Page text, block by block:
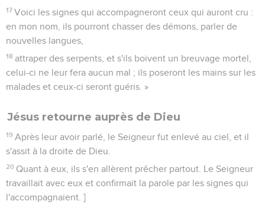
17 Voici les signes qui accompagneront ceux qui auront cru :
en mon nom, ils pourront chasser des démons, parler de
nouvelles langues,
18 attraper des serpents, et s'ils boivent un breuvage mortel,
celui-ci ne leur fera aucun mal ; ils poseront les mains sur les
malades et ceux-ci seront guéris. »
Jésus retourne auprès de Dieu
19 Après leur avoir parlé, le Seigneur fut enlevé au ciel, et il
s'assit à la droite de Dieu.
20 Quant à eux, ils s'en allèrent prêcher partout. Le Seigneur
travaillait avec eux et confirmait la parole par les signes qui
l'accompagnaient. ]